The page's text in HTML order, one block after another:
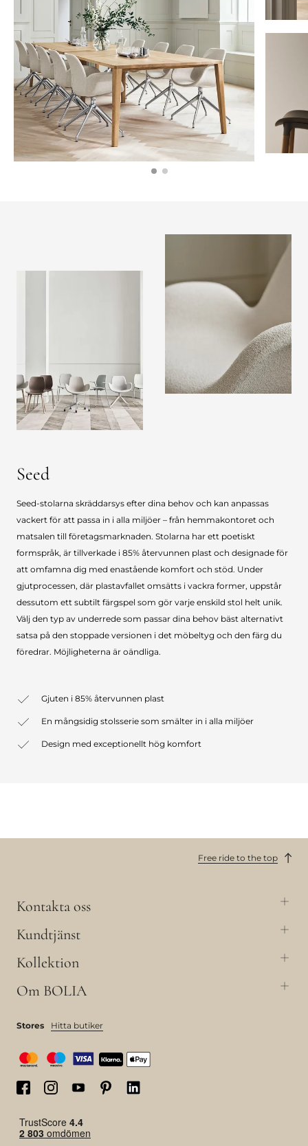
Seed
Seed-stolarna skräddarsys efter dina behov och kan anpassas
vackert för att passa in i alla miljöer – från hemmakontoret och
matsalen till företagsmarknaden. Stolarna har ett poetiskt
formspråk, är tillverkade i 85% återvunnen plast och designade för
att omfamna dig med enastående komfort och stöd. Under
gjutprocessen, där plastavfallet omsätts i vackra former, uppstår
dessutom ett subtilt färgspel som gör varje enskild stol helt unik.
Välj den typ av underrede som passar dina behov bäst alternativt
satsa på den stoppade versionen i det möbeltyg och den färg du
föredrar. Möjligheterna är oändliga.
Gjuten i 85% återvunnen plast
En mångsidig stolsserie som smälter in i alla miljöer
Design med exceptionellt hög komfort
Free ride to the top
Kontakta oss
Kundtjänst
Kollektion
Om BOLIA
Stores Hitta butiker